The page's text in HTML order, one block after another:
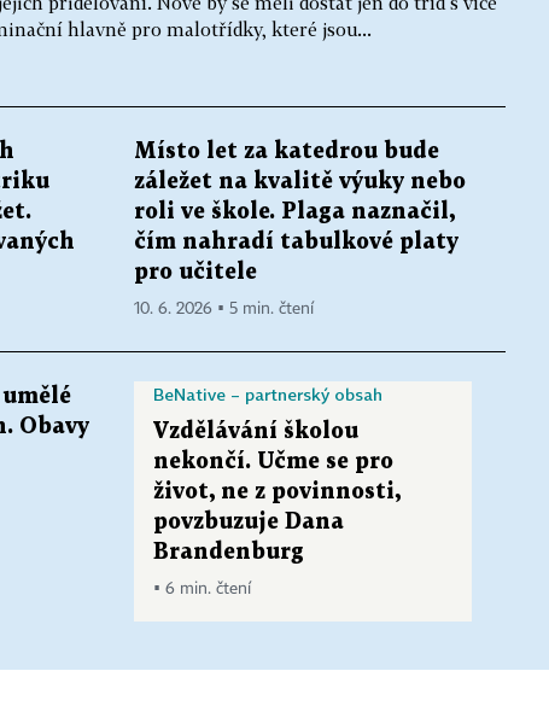
hlavně pro malotřídky, které jsou...
Místo let za katedrou bude
záležet na kvalitě výuky nebo
roli ve škole. Plaga naznačil,
čím nahradí tabulkové platy
pro učitele
10. 6. 2026 ▪ 5 min. čtení
Obavy
BeNative – partnerský obsah
Vzdělávání školou
nekončí. Učme se pro
život, ne z povinnosti,
povzbuzuje Dana
Brandenburg
▪ 6 min. čtení